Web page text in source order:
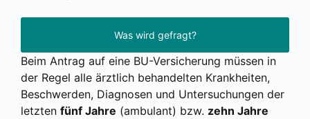
Was wird gefragt?
Beim Antrag auf eine BU-Ver­si­che­rung müs­sen in
der Regel alle ärzt­lich behan­del­ten Krank­hei­ten,
Beschwer­den, Dia­gno­sen und Unter­su­chun­gen der
letz­ten fünf Jah­re (ambu­lant) bzw. zehn Jah­re